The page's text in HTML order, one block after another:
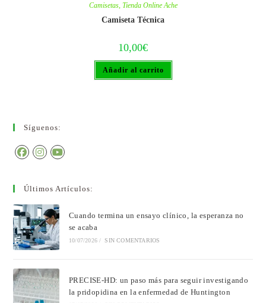
Camisetas, Tienda Online Ache
Camiseta Técnica
10,00€
Añadir al carrito
Síguenos:
Últimos Artículos:
Cuando termina un ensayo clínico, la esperanza no
se acaba
10/07/2026 / SIN COMENTARIOS
PRECISE-HD: un paso más para seguir investigando
la pridopidina en la enfermedad de Huntington